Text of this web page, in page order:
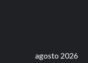
agosto 2026